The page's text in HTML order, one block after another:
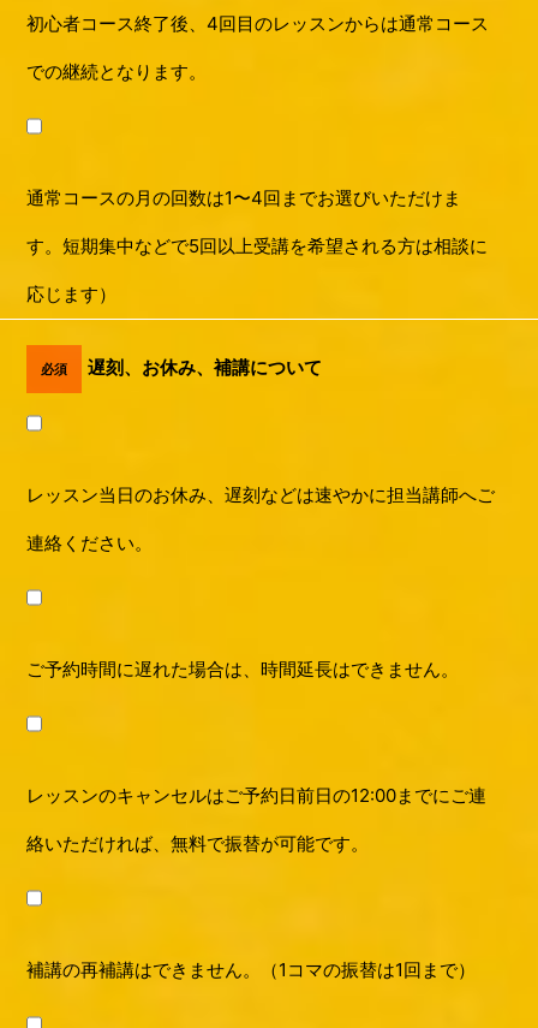
初心者コース終了後、4回目のレッスンからは通常コース
での継続となります。
通常コースの月の回数は1〜4回までお選びいただけま
す。短期集中などで5回以上受講を希望される方は相談に
応じます）
必須 遅刻、お休み、補講について
レッスン当日のお休み、遅刻などは速やかに担当講師へご
連絡ください。
ご予約時間に遅れた場合は、時間延長はできません。
レッスンのキャンセルはご予約日前日の12:00までにご連
絡いただければ、無料で振替が可能です。
補講の再補講はできません。（1コマの振替は1回まで）